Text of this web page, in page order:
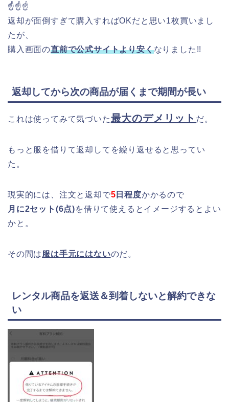
☝☝☝
返却が面倒すぎて購入すればOKだと思い1枚買いまし
たが、
購入画面の直前で公式サイトより安くなりました!!
返却してから次の商品が届くまで期間が長い
これは使ってみて気づいた最大のデメリット だ。
もっと服を借りて返却してを繰り返せると思ってい
た。
現実的には、注文と返却で5 日程度かかるので
月に2セット(6点)を借りて使えるとイメージするとよい
かと。
その間は 服は手元にはないのだ。
レンタル商品を返送＆到着しないと解約できな
い